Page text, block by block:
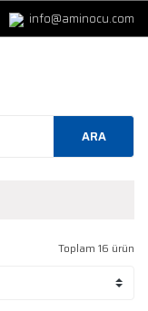
info@aminocu.com
ARA
Toplam 16 ürün